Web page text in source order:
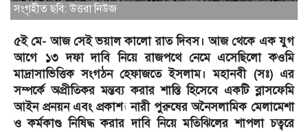
সংগৃহীত ছবি: উত্তরা নিউজ
৫ই মে- আজ সেই ভয়াল কালো রাত দিবস। আজ থেকে এক যুগ
আগে ১৩ দফা দাবি নিয়ে রাজপথে নেমে এসেছিলো কওমি
মাদ্রাসাভিত্তিক সংগঠন হেফাজতে ইসলাম। মহানবী (সঃ) এর
সম্পর্কে অপ্রীতিকর মন্তব্য করার শাস্তি হিসেবে একটি ব্লাসফেমি
আইন প্রনয়ন এবং প্রকাশ্য নারী পুরুষের অনৈসলামিক মেলামেশা
ও কর্মকাণ্ড নিষিদ্ধ করার দাবি নিয়ে মতিঝিলের শাপলা চত্বরে